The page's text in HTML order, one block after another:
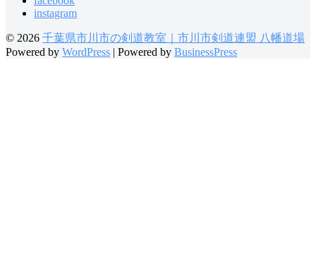
instagram
© 2026 千葉県市川市の剣道教室｜市川市剣道連盟 八幡道場
Powered by WordPress | Powered by BusinessPress